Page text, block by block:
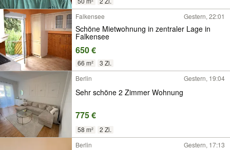
Falkensee
Gestern, 22:01
Schöne Mietwohnung in zentraler Lage in
Falkensee
650 €
66 m²
3 Zi.
Berlin
Gestern, 19:04
Sehr schöne 2 Zimmer Wohnung
775 €
58 m²
2 Zi.
Berlin
Gestern, 17:13